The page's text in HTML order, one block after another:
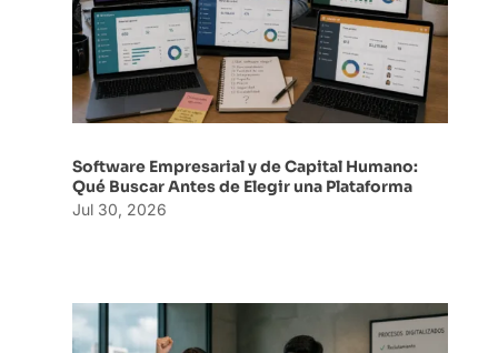
Software Empresarial y de Capital Humano:
Qué Buscar Antes de Elegir una Plataforma
Jul 30, 2026